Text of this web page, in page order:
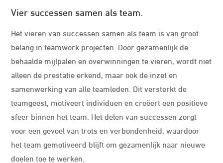
Vier successen samen als team.
Het vieren van successen samen als team is van groot
belang in teamwork projecten. Door gezamenlijk de
behaalde mijlpalen en overwinningen te vieren, wordt niet
alleen de prestatie erkend, maar ook de inzet en
samenwerking van alle teamleden. Dit versterkt de
teamgeest, motiveert individuen en creëert een positieve
sfeer binnen het team. Het delen van successen zorgt
voor een gevoel van trots en verbondenheid, waardoor
het team gemotiveerd blijft om gezamenlijk naar nieuwe
doelen toe te werken.